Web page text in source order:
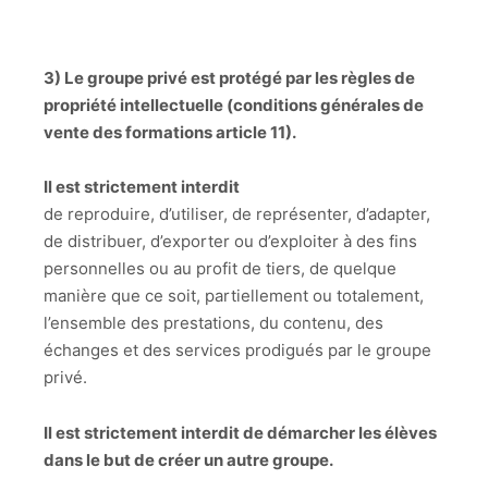
3) Le groupe privé est protégé par les règles de
propriété intellectuelle (conditions générales de
vente des formations article 11).
Il est strictement interdit
de reproduire, d’utiliser, de représenter, d’adapter,
de distribuer, d’exporter ou d’exploiter à des fins
personnelles ou au profit de tiers, de quelque
manière que ce soit, partiellement ou totalement,
l’ensemble des prestations, du contenu, des
échanges et des services prodigués par le groupe
privé.
Il est strictement interdit de démarcher les élèves
dans le but de créer un autre groupe.